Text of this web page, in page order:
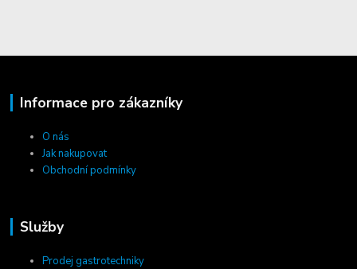
Informace pro zákazníky
O nás
Jak nakupovat
Obchodní podmínky
Služby
Prodej gastrotechniky